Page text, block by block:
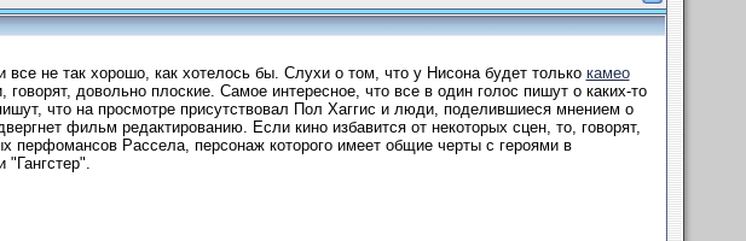
не так хорошо, как хотелось бы. Слухи о том, что у Нисона будет только камео
довольно плоские. Самое интересное, что все в один голос пишут о каких-то
что на просмотре присутствовал Пол Хаггис и люди, поделившиеся мнением о
фильм редактированию. Если кино избавится от некоторых сцен, то, говорят,
Рассела, персонаж которого имеет общие черты с героями в